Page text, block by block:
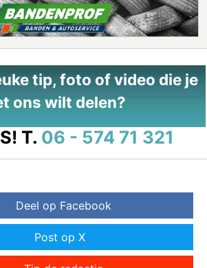
tip, foto of video die je
ons wilt delen?
T. 06 - 574 71 321
Deel op Facebook
Post op X